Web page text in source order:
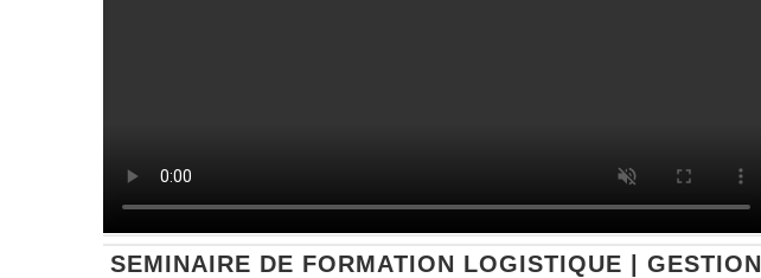
SEMINAIRE DE FORMATION LOGISTIQUE | GESTION